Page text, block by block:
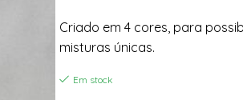
Criado em 4 cores, para
misturas únicas.
Em stock